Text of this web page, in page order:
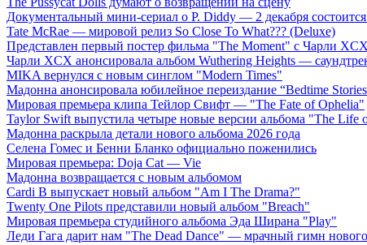
Документальный мини-сериал о P. Diddy — 2 декабря
Tate McRae — мировой релиз So Close To What??? (Deluxe)
Представлен первый постер фильма "The Moment" с Чарли
Чарли XCX анонсировала альбом Wuthering Heights —
MIKA вернулся с новым синглом "Modern Times"
Мадонна анонсировала юбилейное переиздание “Bedtime
Мировая премьера клипа Тейлор Свифт — "The Fate of Ophelia"
Taylor Swift выпустила четыре новые версии альбома "The Life
Мадонна раскрыла детали нового альбома 2026 года
Селена Гомес и Бенни Бланко официально поженились
Мировая премьера: Doja Cat — Vie
Мадонна возвращается с новым альбомом
Cardi B выпускает новый альбом "Am I The Drama?"
Twenty One Pilots представили новый альбом "Breach"
Мировая премьера студийного альбома Эда Ширана "Play"
Леди Гага дарит нам "The Dead Dance" — мрачный гимн нового